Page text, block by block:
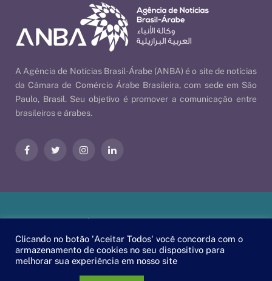
A Agência de Notícias Brasil-Árabe (ANBA) é o site de notícias
da Câmara de Comércio Árabe Brasileira, com sede em São
Paulo, Brasil. Seu objetivo é promover a comunicação entre
brasileiros e árabes.
FacebookTwitter InstagramLinkedIn
Nossas Políticas| © 2026 ANBA - Agência de Notícias Brasil-
Clicando no botão 'Aceitar Todos' você concorda com o
armazenamento de cookies no seu dispositivo para
melhorar sua experiência em nosso site
PT EN